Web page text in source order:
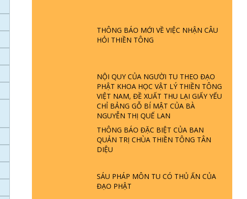
THÔNG BÁO MỚI VỀ VIỆC NHẬN CÂU
HỎI THIỀN TÔNG
NỘI QUY CỦA NGƯỜI TU THEO ĐẠO
PHẬT KHOA HỌC VẬT LÝ THIỀN TÔNG
VIỆT NAM, ĐỀ XUẤT THU LẠI GIẤY YẾU
CHỈ BẢNG GỖ BÍ MẬT CỦA BÀ
NGUYỄN THỊ QUẾ LAN
THÔNG BÁO ĐẶC BIỆT CỦA BAN
QUẢN TRỊ CHÙA THIỀN TÔNG TÂN
DIỆU
SÁU PHÁP MÔN TU CÓ THỦ ẤN CỦA
ĐẠO PHẬT
PHẬT GIỚI CÓ THỜI GIAN KHÔNG? |
TTTD
TRỜI LÀ AI? QUỶ SA TĂNG? | TTTD
GIẢI ĐÁP THIỀN TÔNG ĐẶC BIỆT P22 -
TẠI SAO TRÁI ĐẤT NHIỀU THIÊN TAI - LŨ
LỤT - HỎA HOẠN | TTTD
GIẢI ĐÁP THIỀN TÔNG ĐẶC BIỆT P21 -